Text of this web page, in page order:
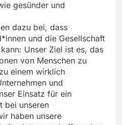
gesünder und
dazu bei, dass
und die Gesellschaft
Unser Ziel ist es, das
von Menschen zu
einem wirklich
und
Einsatz für ein
bei unseren
haben unsere